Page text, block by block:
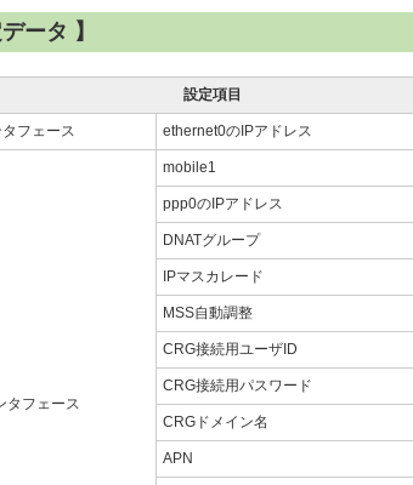
ータ 】
設定項目
フェース ethernet0のIPアドレス
タフェース
mobile1
ppp0のIPアドレス
DNATグループ
IPマスカレード
MSS自動調整
CRG接続用ユーザID
CRG接続用パスワード
CRGドメイン名
APN